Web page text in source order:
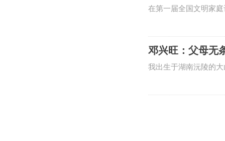
在第一届全国文明家
让所有人都意想不到
邓兴旺：父母无
我出生于湖南沅陵的